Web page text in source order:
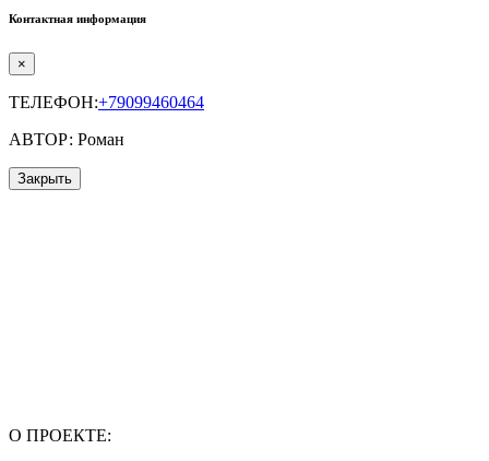
Контактная информация
×
ТЕЛЕФОН:+79099460464
АВТОР: Роман
Закрыть
О ПРОЕКТЕ: